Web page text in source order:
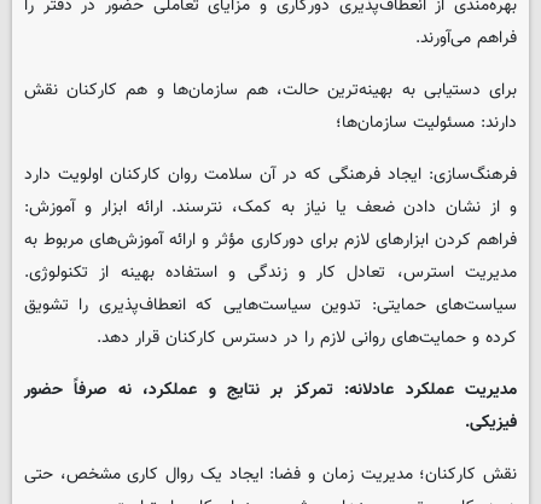
فراهم می‌آورند.
برای دستیابی به بهینه‌ترین حالت، هم سازمان‌ها و هم کارکنان نقش
دارند: مسئولیت سازمان‌ها؛
فرهنگ‌سازی: ایجاد فرهنگی که در آن سلامت روان کارکنان اولویت دارد
و از نشان دادن ضعف یا نیاز به کمک، نترسند. ارائه ابزار و آموزش:
فراهم کردن ابزارهای لازم برای دورکاری مؤثر و ارائه آموزش‌های مربوط به
مدیریت استرس، تعادل کار و زندگی و استفاده بهینه از تکنولوژی.
سیاست‌های حمایتی: تدوین سیاست‌هایی که انعطاف‌پذیری را تشویق
کرده و حمایت‌های روانی لازم را در دسترس کارکنان قرار دهد.
مدیریت عملکرد عادلانه: تمرکز بر نتایج و عملکرد، نه صرفاً حضور
فیزیکی.
نقش کارکنان؛ مدیریت زمان و فضا: ایجاد یک روال کاری مشخص، حتی